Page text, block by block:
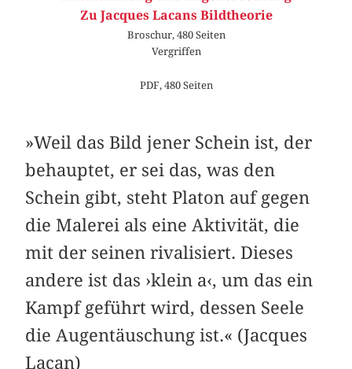
Zu Jacques Lacans Bildtheorie
Broschur, 480 Seiten
Vergriffen
PDF, 480 Seiten
»Weil das Bild jener Schein ist, der
behauptet, er sei das, was den
Schein gibt, steht Platon auf gegen
die Malerei als eine Aktivität, die
mit der seinen rivalisiert. Dieses
andere ist das ›klein a‹, um das ein
Kampf geführt wird, dessen Seele
die Augentäuschung ist.« (Jacques
Lacan)